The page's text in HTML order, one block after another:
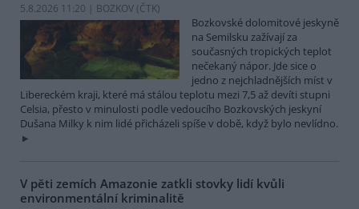
5.8.2026 11:20 | BOZKOV (ČTK)
Bozkovské dolomitové jeskyně
na Semilsku zažívají za
současných tropických teplot
nečekaný nápor. Jde sice o
jedno z nejchladnějších míst v
Libereckém kraji, které má stálou teplotu mezi 7,5 až devíti stupni
Celsia, přesto v minulosti podle vedoucího Bozkovských jeskyní
Dušana Milky k nim lidé přicházeli spíše v době, když bylo nevlídno.
V pěti zemích Amazonie zatkli stovky lidí kvůli
environmentální kriminalitě